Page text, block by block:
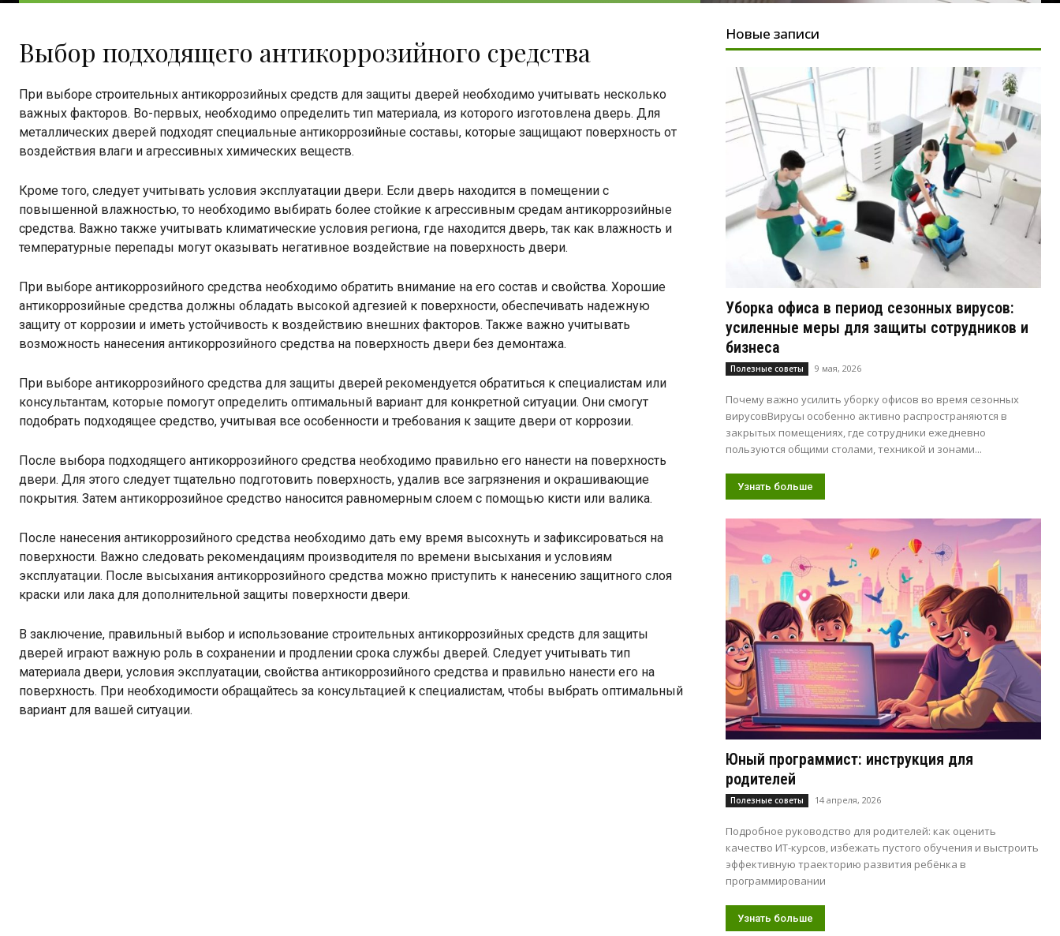
Выбор подходящего антикоррозийного средства
При выборе строительных антикоррозийных средств для защиты дверей необходимо учитывать несколько
важных факторов. Во-первых, необходимо определить тип материала, из которого изготовлена дверь. Для
металлических дверей подходят специальные антикоррозийные составы, которые защищают поверхность от
воздействия влаги и агрессивных химических веществ.
Кроме того, следует учитывать условия эксплуатации двери. Если дверь находится в помещении с
повышенной влажностью, то необходимо выбирать более стойкие к агрессивным средам антикоррозийные
средства. Важно также учитывать климатические условия региона, где находится дверь, так как влажность и
температурные перепады могут оказывать негативное воздействие на поверхность двери.
При выборе антикоррозийного средства необходимо обратить внимание на его состав и свойства. Хорошие
антикоррозийные средства должны обладать высокой адгезией к поверхности, обеспечивать надежную
защиту от коррозии и иметь устойчивость к воздействию внешних факторов. Также важно учитывать
возможность нанесения антикоррозийного средства на поверхность двери без демонтажа.
При выборе антикоррозийного средства для защиты дверей рекомендуется обратиться к специалистам или
консультантам, которые помогут определить оптимальный вариант для конкретной ситуации. Они смогут
подобрать подходящее средство, учитывая все особенности и требования к защите двери от коррозии.
После выбора подходящего антикоррозийного средства необходимо правильно его нанести на поверхность
двери. Для этого следует тщательно подготовить поверхность, удалив все загрязнения и окрашивающие
покрытия. Затем антикоррозийное средство наносится равномерным слоем с помощью кисти или валика.
После нанесения антикоррозийного средства необходимо дать ему время высохнуть и зафиксироваться на
поверхности. Важно следовать рекомендациям производителя по времени высыхания и условиям
эксплуатации. После высыхания антикоррозийного средства можно приступить к нанесению защитного слоя
краски или лака для дополнительной защиты поверхности двери.
В заключение, правильный выбор и использование строительных антикоррозийных средств для защиты
дверей играют важную роль в сохранении и продлении срока службы дверей. Следует учитывать тип
материала двери, условия эксплуатации, свойства антикоррозийного средства и правильно нанести его на
поверхность. При необходимости обращайтесь за консультацией к специалистам, чтобы выбрать оптимальный
вариант для вашей ситуации.
Новые записи
Уборка офиса в период сезонных вирусов:
усиленные меры для защиты сотрудников и
бизнеса
Полезные советы 9 мая, 2026
Почему важно усилить уборку офисов во время сезонных
вирусовВирусы особенно активно распространяются в
закрытых помещениях, где сотрудники ежедневно
пользуются общими столами, техникой и зонами...
Узнать больше
Юный программист: инструкция для
родителей
Полезные советы 14 апреля, 2026
Подробное руководство для родителей: как оценить
качество ИТ-курсов, избежать пустого обучения и выстроить
эффективную траекторию развития ребёнка в
программировании
Узнать больше